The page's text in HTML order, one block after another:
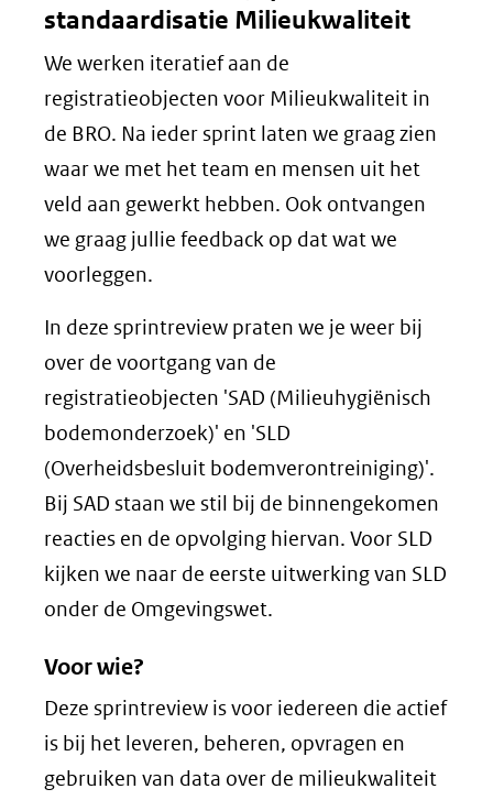
standaardisatie Milieukwaliteit
We werken iteratief aan de
registratieobjecten voor Milieukwaliteit in
de BRO. Na ieder sprint laten we graag zien
waar we met het team en mensen uit het
veld aan gewerkt hebben. Ook ontvangen
we graag jullie feedback op dat wat we
voorleggen.
In deze sprintreview praten we je weer bij
over de voortgang van de
registratieobjecten 'SAD (Milieuhygiënisch
bodemonderzoek)' en 'SLD
(Overheidsbesluit bodemverontreiniging)'.
Bij SAD staan we stil bij de binnengekomen
reacties en de opvolging hiervan. Voor SLD
kijken we naar de eerste uitwerking van SLD
onder de Omgevingswet.
Voor wie?
Deze sprintreview is voor iedereen die actief
is bij het leveren, beheren, opvragen en
gebruiken van data over de milieukwaliteit